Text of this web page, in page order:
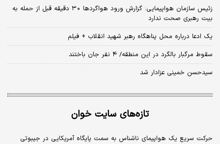
زئیس سازمان هواپیمایی: گزارش ورود هواگردها ٣٠ دقیقه قبل از حمله به
بیت رهبری صحت ندارد
یک ادعا درباره محل پناهگاه‌ رهبر شهید انقلاب + فیلم
سقوط مرگبار بالگرد در این منطقه/ ۴ نفر جان باختند
سیدحسن خمینی عزادار شد
تازه‌های سایت خوان
حرکت سریع یک هواپیمای ناشناس به سمت پایگاه آمریکایی در جیبوتی